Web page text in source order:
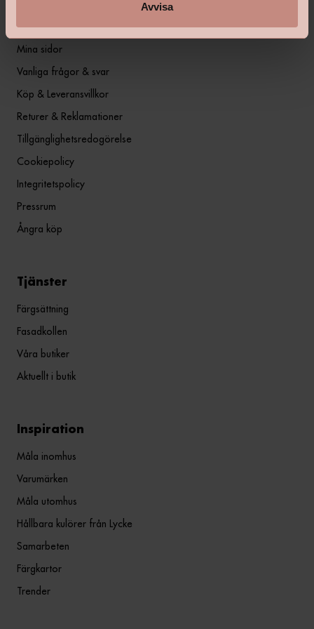
Avvisa
Mina sidor
Vanliga frågor & svar
Köp & Leveransvillkor
Returer & Reklamationer
Tillgänglighetsredogörelse
Cookiepolicy
Integritetspolicy
Pressrum
Ångra köp
Tjänster
Färgsättning
Fasadkollen
Våra butiker
Aktuellt i butik
Inspiration
Måla inomhus
Varumärken
Måla utomhus
Hållbara kulörer från Lycke
Samarbeten
Färgkartor
Trender